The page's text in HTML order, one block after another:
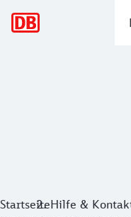
StartseiteHilfe &